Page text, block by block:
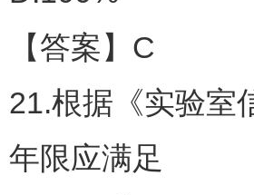
【答案】C
21.根据《实验室
年限应满足